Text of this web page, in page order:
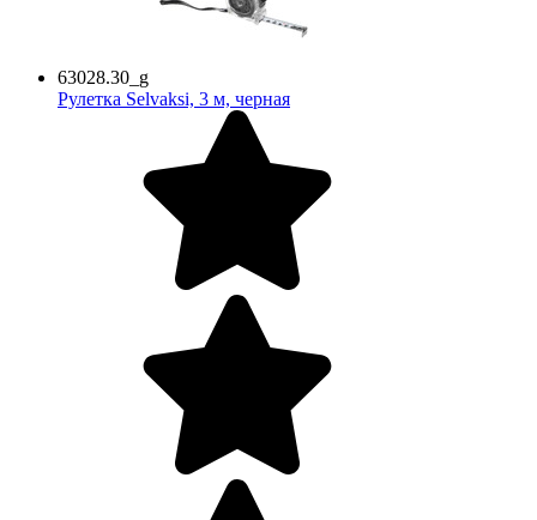
63028.30_g
Рулетка Selvaksi, 3 м, черная